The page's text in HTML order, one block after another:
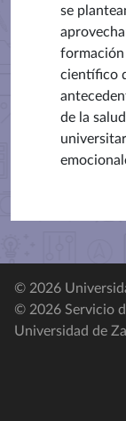
se
formación
científico
de la
© 2026
© 2026 Servicio
Universidad de